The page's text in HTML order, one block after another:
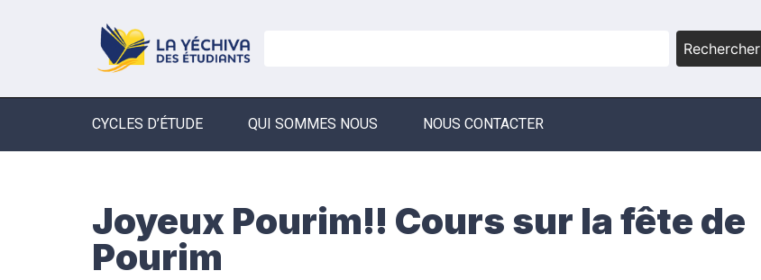
Rechercher
CYCLES D’ÉTUDE QUI SOMMES NOUS NOUS CONTACTER
Joyeux Pourim!! Cours sur la fête de
Pourim